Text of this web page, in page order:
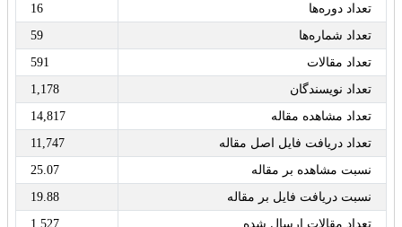
تعداد دوره‌ها
16
تعداد شماره‌ها
59
تعداد مقالات
591
تعداد نویسندگان
1,178
تعداد مشاهده مقاله
14,817
تعداد دریافت فایل اصل مقاله
11,747
نسبت مشاهده بر مقاله
25.07
نسبت دریافت فایل بر مقاله
19.88
تعداد مقالات ارسال شده
1,527